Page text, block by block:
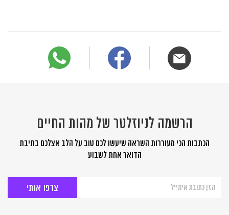
הרשמה לניוזלטר של מהות החיים
הכתבות הכי מעוררות השראה שיעשו לכם טוב על הלב אצלכם בתיבת
הדואר אחת לשבוע
לניוזלטר